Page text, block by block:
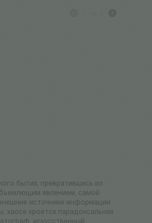
бытия, превратившись из
явлением, самой
источники информации
кроется парадоксальная